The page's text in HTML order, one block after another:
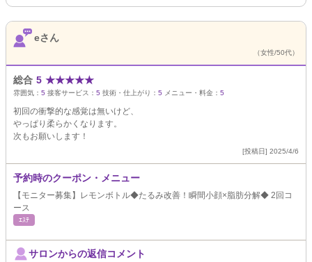
eさん
（女性/50代）
総合 5 ★★★★★
雰囲気： 5 接客サービス： 5 技術・仕上がり： 5 メニュー・料金： 5
初回の衝撃的な感覚は無いけど、
やっぱり柔らかくなります。
次もお願いします！
[投稿日] 2025/4/6
予約時のクーポン・メニュー
【モニター募集】レモンボトル◆たるみ改善！瞬間小顔×脂肪分解◆ 2回コ
ース
ｴｽﾃ
サロンからの返信コメント